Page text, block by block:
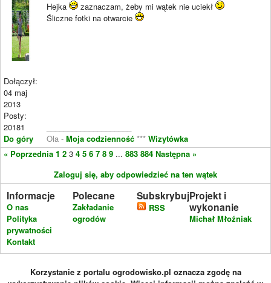
Dołączył:
04 maj
2013
Posty:
20181
Do góry
Hejka
zaznaczam, żeby mi wątek nie uciekł
Śliczne fotki na otwarcie
Ola - Moja codzienność *** Wizytówka
« Poprzednia 1 2 3 4 5 6 7 8 9 ... 883 884 Następna »
Zaloguj się, aby odpowiedzieć na ten wątek
Informacje
O nas
Polityka
prywatności
Kontakt
Polecane
Zakładanie
ogrodów
Subskrybuj
RSS
Projekt i
wykonanie
Michał Młoźniak
Korzystanie z portalu ogrodowisko.pl oznacza zgodę na